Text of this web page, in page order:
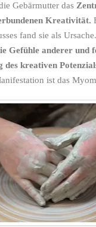
Gebärmutter das
Kreativität.
fand sie als Ursache.
Gefühle anderer und
des kreativen
ist das